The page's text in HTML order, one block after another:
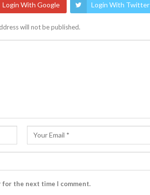
Login With Google Login With Twitter
will not be published.
for the next time I comment.